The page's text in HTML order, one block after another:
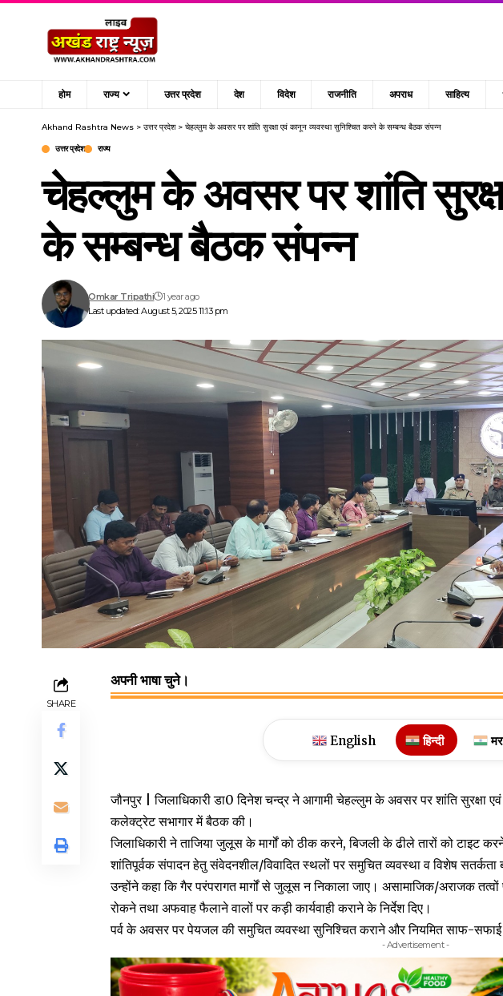
होम राज्य उत्तर प्रदेश देश विदेश राजनीति अपराध साहित्य
Akhand Rashtra News > उत्तर प्रदेश> चेहल्लुम के अवसर पर शांति सुरक्षा एवं कानून व्यवस्था सुनिश्चित करने के सम्बन्ध बैठक संपन्न
उत्तर प्रदेश राज्य
चेहल्लुम के अवसर पर शांति
के सम्बन्ध बैठक संपन्न
Last updated: August 5, 2025 11:13 pm
Omkar Tripathi 1 year ago
SHARE
अपनी भाषा चुने।
English हिन्दी
जौनपुर | जिलाधिकारी डा0 दिनेश चन्द्र ने आगामी चेहल्लुम के अवसर पर शांति सुरक्षा
कलेक्ट्रेट सभागार में बैठक की।
जिलाधिकारी ने ताजिया जुलूस के मार्गों को ठीक करने, बिजली के ढीले तारों को टाइट
शांतिपूर्वक संपादन हेतु संवेदनशील/विवादित स्थलों पर समुचित व्यवस्था व विशेष सतर्कता
उन्होंने कहा कि गैर परंपरागत मार्गों से जुलूस न निकाला जाए। असामाजिक/अराजक
रोकने तथा अफवाह फैलाने वालों पर कड़ी कार्यवाही कराने के निर्देश दिए।
पर्व के अवसर पर पेयजल की समुचित व्यवस्था सुनिश्चित कराने और नियमित साफ-सफाई
- Advertisement -